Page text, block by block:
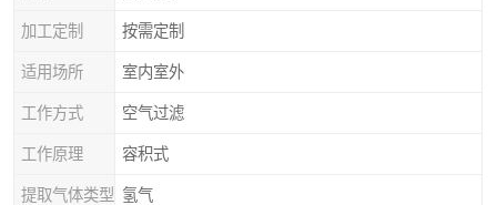
加工定制 按需定制
适用场所 室内室外
工作方式 空气过滤
工作原理 容积式
提取气体类型 氢气